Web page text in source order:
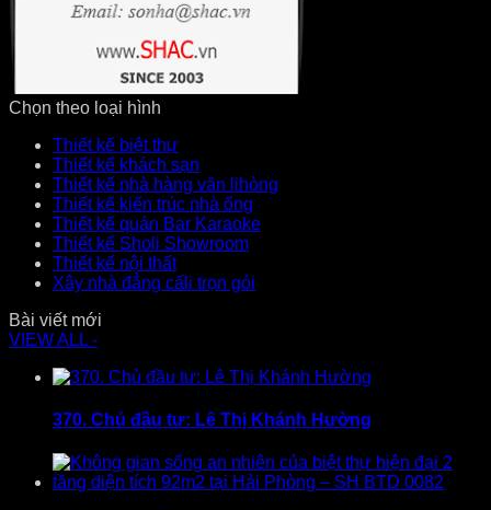
Chọn theo loại hình
Thiết kế biệt thự
Thiết kế khách sạn
Thiết kế nhà hàng văn lihòng
Thiết kế kiến trúc nhà ống
Thiết kế quán Bar Karaoke
Thiết kế Sholi Showroom
Thiết kế nội thất
Xây nhà đẳng cấli trọn gói
Bài viết mới
VIEW ALL -
370. Chủ đầu tư: Lê Thị Khánh Hường